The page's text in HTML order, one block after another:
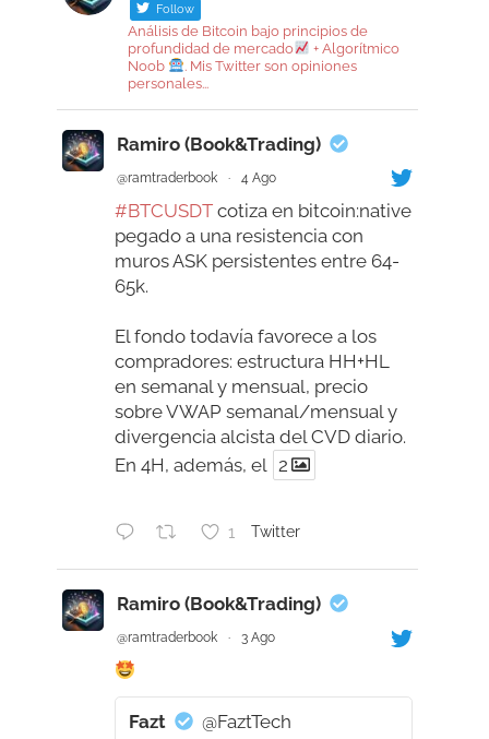
Follow
Análisis de Bitcoin bajo principios de
profundidad de mercado
+ Algorítmico
Noob
. Mis Twitter son opiniones
personales...
Ramiro (Book&Trading)
@ramtraderbook · 4 Ago
#BTCUSDT cotiza en bitcoin:native
pegado a una resistencia con
muros ASK persistentes entre 64-
65k.
El fondo todavía favorece a los
compradores: estructura HH+HL
en semanal y mensual, precio
sobre VWAP semanal/mensual y
divergencia alcista del CVD diario.
En 4H, además, el
2
1 Twitter
Ramiro (Book&Trading)
@ramtraderbook · 3 Ago
Fazt
@FaztTech